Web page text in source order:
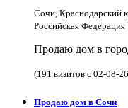
Сочи, Краснодарский
Российская Федерация
Продаю дом в
(191 визитов с 02-08-
Продаю дом в Сочи